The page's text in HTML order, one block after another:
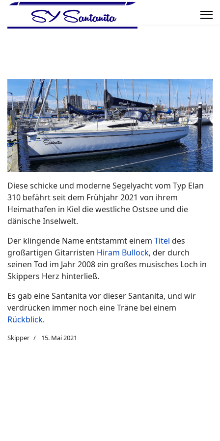
Diese schicke und moderne Segelyacht vom Typ Elan
310 befährt seit dem Frühjahr 2021 von ihrem
Heimathafen in Kiel die westliche Ostsee und die
dänische Inselwelt.
Der klingende Name entstammt einem Titel des
großartigen Gitarristen Hiram Bullock, der durch
seinen Tod im Jahr 2008 ein großes musisches Loch in
Skippers Herz hinterließ.
Es gab eine Santanita vor dieser Santanita, und wir
verdrücken immer noch eine Träne bei einem
Rückblick.
Skipper 15. Mai 2021